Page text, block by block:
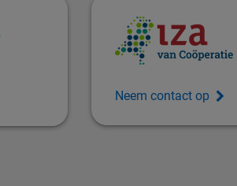
Neem contact op